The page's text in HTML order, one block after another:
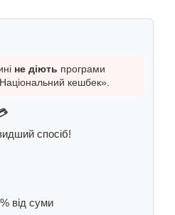
не діють програми
кешбек».
спосіб!
від суми